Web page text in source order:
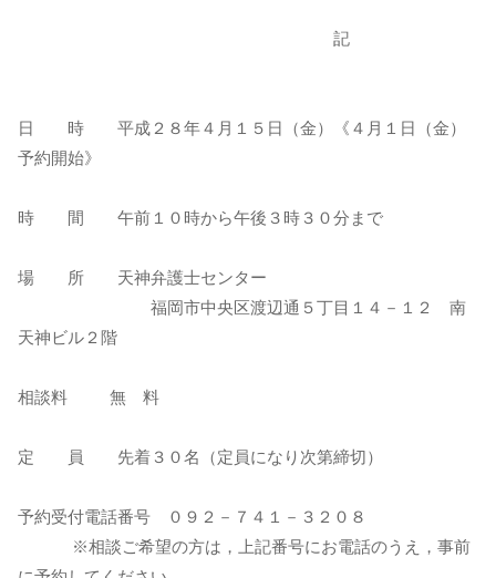
記
日 時 平成２８年４月１５日（金）《４月１日（金）
予約開始》
時 間 午前１０時から午後３時３０分まで
場 所 天神弁護士センター
福岡市中央区渡辺通５丁目１４－１２ 南
天神ビル２階
相談料 無 料
定 員 先着３０名（定員になり次第締切）
予約受付電話番号 ０９２－７４１－３２０８
※相談ご希望の方は，上記番号にお電話のうえ，事前